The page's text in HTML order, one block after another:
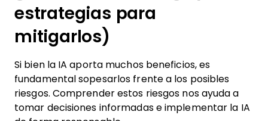
estrategias para
mitigarlos)
Si bien la IA aporta muchos beneficios, es
fundamental sopesarlos frente a los posibles
riesgos. Comprender estos riesgos nos ayuda a
tomar decisiones informadas e implementar la IA